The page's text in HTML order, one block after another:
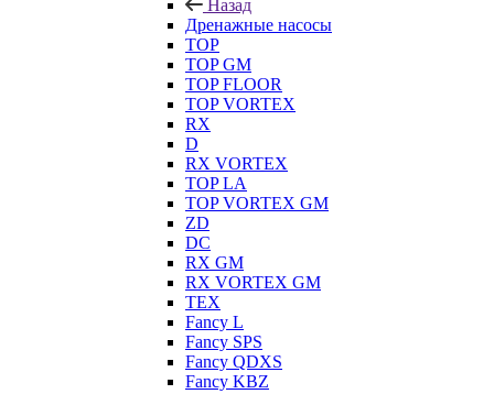
Назад
Дренажные насосы
TOP
TOP GM
TOP FLOOR
TOP VORTEX
RX
D
RX VORTEX
TOP LA
TOP VORTEX GM
ZD
DC
RX GM
RX VORTEX GM
TEX
Fancy L
Fancy SPS
Fancy QDXS
Fancy KBZ